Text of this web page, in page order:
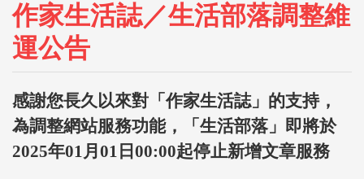
作家生活誌／生活部落調整維
運公告
感謝您長久以來對「作家生活誌」的支持，
為調整網站服務功能，「生活部落」即將於
2025年01月01日00:00起停止新增文章服務